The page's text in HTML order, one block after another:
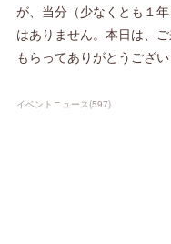
が、当分（少なくとも１
はありません。本日は、
もらってありがとうござい
イベントニュース(597)